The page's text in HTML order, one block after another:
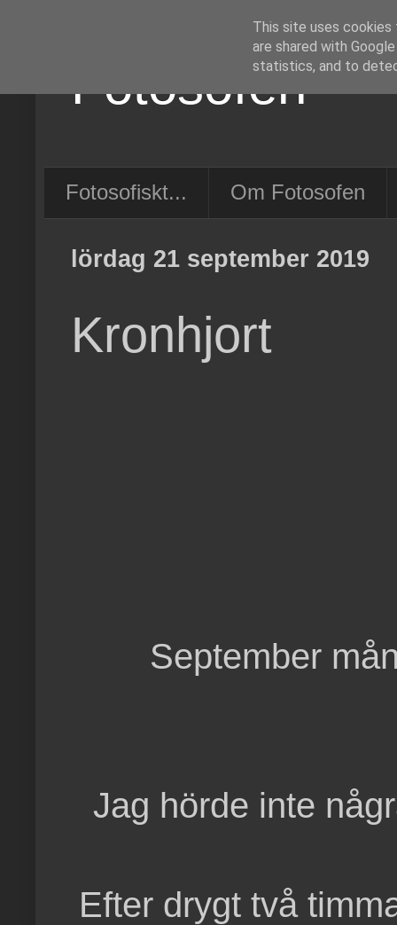
Fotosofen
Fotosofiskt... Om Fotosofen
lördag 21 september 2019
Kronhjort
September
Jag hörde inte
Efter drygt två
This site uses cookies
are shared with
statistics, and to